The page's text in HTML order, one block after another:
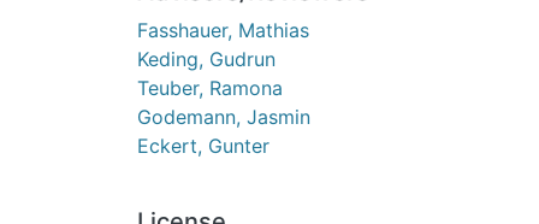
Fasshauer, Mathias
Keding, Gudrun
Teuber, Ramona
Godemann, Jasmin
Eckert, Gunter